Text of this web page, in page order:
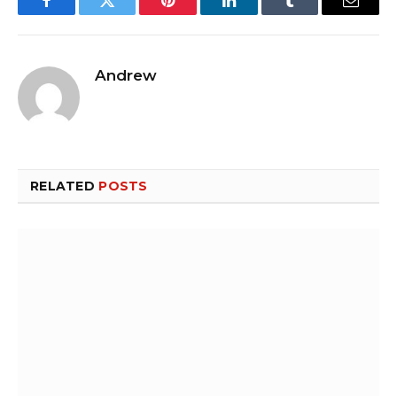
FacebookTwitter Pinterest LinkedInTumblr Email
Andrew
RELATED POSTS